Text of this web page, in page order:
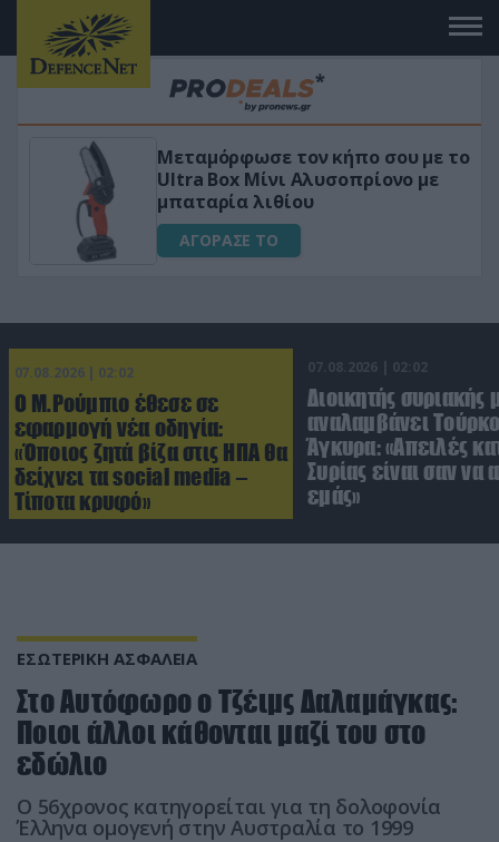
«Μαγική» φόρμουλα τριβόλι + VIP
για αύξηση της λίμπιντο
ΑΓΟΡΑΣΕ ΤΟ
07.08.2026 | 02:02
Ο Μ.Ρούμπιο έθεσε σε
εφαρμογή νέα οδηγία:
«Όποιος ζητά βίζα στις ΗΠΑ θα
δείχνει τα social media –
Τίποτα κρυφό»
07.08.2026 | 02:02
Διοικητής συριακής
αναλαμβάνει
Άγκυρα: «Απειλές
Συρίας είναι σαν να
εμάς»
ΕΣΩΤΕΡΙΚΗ ΑΣΦΑΛΕΙΑ
Στο Αυτόφωρο ο Τζέιμς Δαλαμάγκας:
Ποιοι άλλοι κάθονται μαζί του στο
εδώλιο
Ο 56χρονος κατηγορείται για τη δολοφονία
Έλληνα ομογενή στην Αυστραλία το 1999